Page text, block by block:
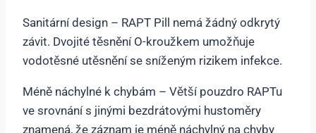
Sanitární design – RAPT Pill nemá žádný odkrytý
závit. Dvojité těsnění O-kroužkem umožňuje
vodotěsné utěsnění se sníženým rizikem infekce.
Méně náchylné k chybám – Větší pouzdro RAPTu
ve srovnání s jinými bezdrátovými hustoměry
znamená, že záznam je méně náchylný na chyby